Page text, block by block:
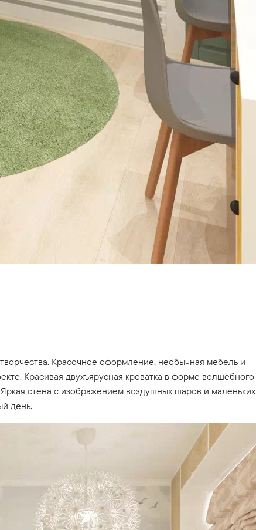
Красочное оформление, необычная мебель и
Красивая двухъярусная кроватка в форме волшебного
стена с изображением воздушных шаров и маленьких
день.